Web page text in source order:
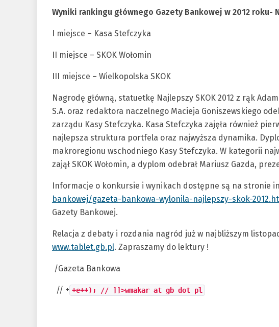
Wyniki rankingu głównego Gazety Bankowej w 2012 roku-
I miejsce – Kasa Stefczyka
II miejsce – SKOK Wołomin
III miejsce – Wielkopolska SKOK
Nagrodę główną, statuetkę Najlepszy SKOK 2012 z rąk
S.A. oraz redaktora naczelnego Macieja Goniszewskiego
zarządu Kasy Stefczyka. Kasa Stefczyka zajęła również
najlepsza struktura portfela oraz najwyższa dynamika.
makroregionu wschodniego Kasy Stefczyka. W kategorii
zajął SKOK Wołomin, a dyplom odebrał Mariusz Gazda,
Informacje o konkursie i wynikach dostępne są na stronie
bankowej/gazeta-bankowa-wylonila-najlepszy-skok-
Gazety Bankowej.
Relacja z debaty i rozdania nagród już w najbliższym
www.tablet.gb.pl. Zapraszamy do lektury !
/Gazeta Bankowa
// + +e++); // ]]>wmakar at gb dot pl